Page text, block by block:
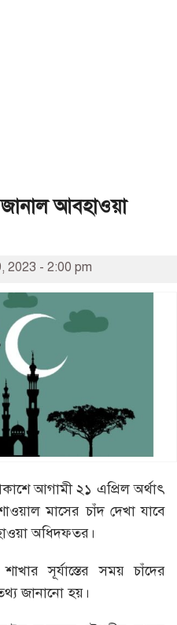
আবহাওয়া
2023 - 2:00 pm
আগামী ২১ এপ্রিল অর্থাৎ
মাসের চাঁদ দেখা যাবে
অধিদফতর।
সূর্যাস্তের সময় চাঁদের
জানানো হয়।